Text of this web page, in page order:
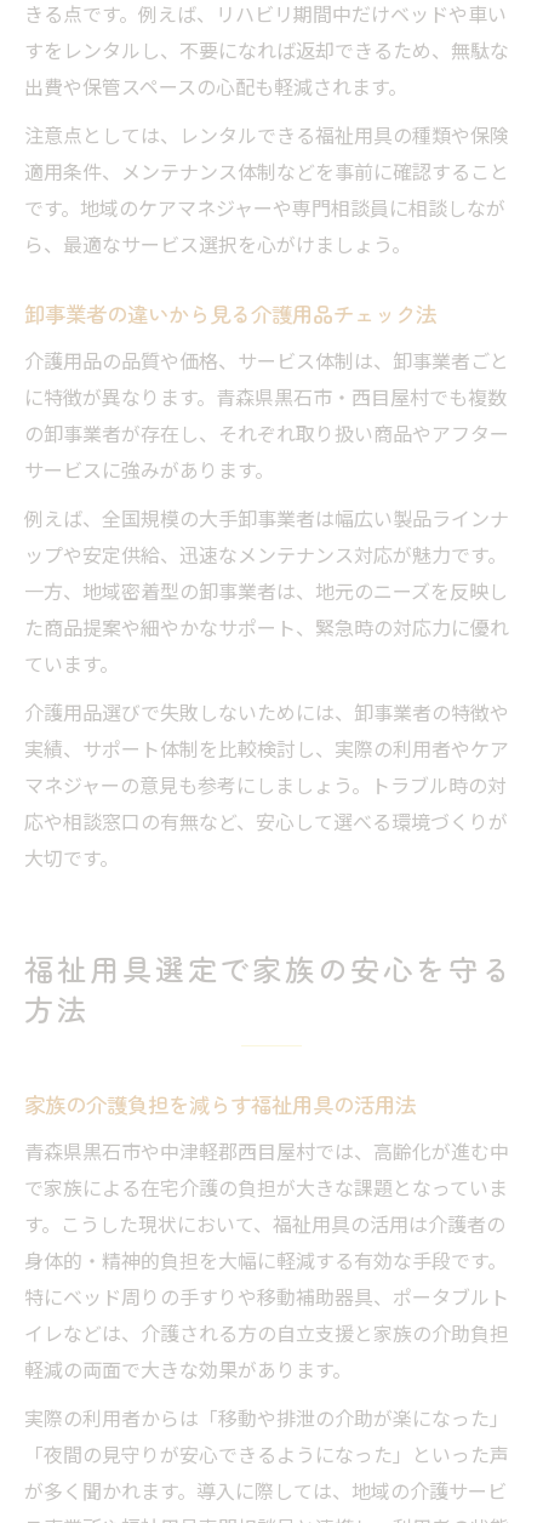
きる点です。例えば、リハビリ期間中だけベッドや車い
すをレンタルし、不要になれば返却できるため、無駄な
出費や保管スペースの心配も軽減されます。
注意点としては、レンタルできる福祉用具の種類や保険
適用条件、メンテナンス体制などを事前に確認すること
です。地域のケアマネジャーや専門相談員に相談しなが
ら、最適なサービス選択を心がけましょう。
卸事業者の違いから見る介護用品チェック法
介護用品の品質や価格、サービス体制は、卸事業者ごと
に特徴が異なります。青森県黒石市・西目屋村でも複数
の卸事業者が存在し、それぞれ取り扱い商品やアフター
サービスに強みがあります。
例えば、全国規模の大手卸事業者は幅広い製品ラインナ
ップや安定供給、迅速なメンテナンス対応が魅力です。
一方、地域密着型の卸事業者は、地元のニーズを反映し
た商品提案や細やかなサポート、緊急時の対応力に優れ
ています。
介護用品選びで失敗しないためには、卸事業者の特徴や
実績、サポート体制を比較検討し、実際の利用者やケア
マネジャーの意見も参考にしましょう。トラブル時の対
応や相談窓口の有無など、安心して選べる環境づくりが
大切です。
福祉用具選定で家族の安心を守る
方法
家族の介護負担を減らす福祉用具の活用法
青森県黒石市や中津軽郡西目屋村では、高齢化が進む中
で家族による在宅介護の負担が大きな課題となっていま
す。こうした現状において、福祉用具の活用は介護者の
身体的・精神的負担を大幅に軽減する有効な手段です。
特にベッド周りの手すりや移動補助器具、ポータブルト
イレなどは、介護される方の自立支援と家族の介助負担
軽減の両面で大きな効果があります。
実際の利用者からは「移動や排泄の介助が楽になった」
「夜間の見守りが安心できるようになった」といった声
が多く聞かれます。導入に際しては、地域の介護サービ